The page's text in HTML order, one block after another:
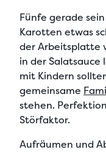
Fünfe gerade
Karotten etwas
der Arbeitsplatte
in der Salatsauce
mit Kindern
gemeinsame
stehen.
Störfaktor.
Aufräumen und